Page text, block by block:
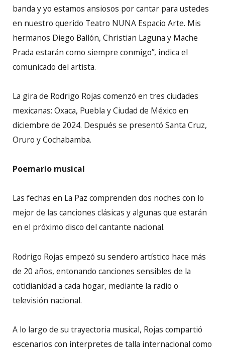
banda y yo estamos ansiosos por cantar para ustedes
en nuestro querido Teatro NUNA Espacio Arte. Mis
hermanos Diego Ballón, Christian Laguna y Mache
Prada estarán como siempre conmigo”, indica el
comunicado del artista.
La gira de Rodrigo Rojas comenzó en tres ciudades
mexicanas: Oxaca, Puebla y Ciudad de México en
diciembre de 2024. Después se presentó Santa Cruz,
Oruro y Cochabamba.
Poemario musical
Las fechas en La Paz comprenden dos noches con lo
mejor de las canciones clásicas y algunas que estarán
en el próximo disco del cantante nacional.
Rodrigo Rojas empezó su sendero artístico hace más
de 20 años, entonando canciones sensibles de la
cotidianidad a cada hogar, mediante la radio o
televisión nacional.
A lo largo de su trayectoria musical, Rojas compartió
escenarios con interpretes de talla internacional como